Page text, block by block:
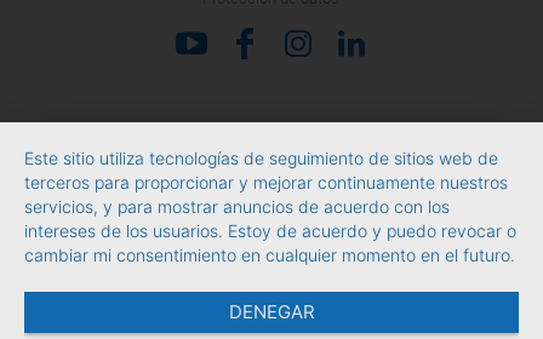
Este sitio utiliza tecnologías de seguimiento de sitios web de
terceros para proporcionar y mejorar continuamente nuestros
servicios, y para mostrar anuncios de acuerdo con los
intereses de los usuarios. Estoy de acuerdo y puedo revocar o
cambiar mi consentimiento en cualquier momento en el futuro.
DENEGAR